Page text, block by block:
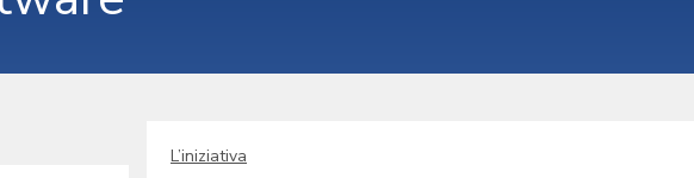
L’iniziativa